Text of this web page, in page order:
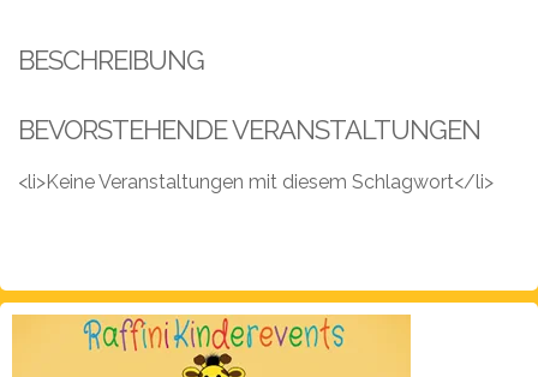
Über
Fotos,
Events
Referenzen
BESCHREIBUNG
BEVORSTEHENDE VERANSTALTUNGEN
<li>Keine Veranstaltungen mit diesem Schlagwort</li>